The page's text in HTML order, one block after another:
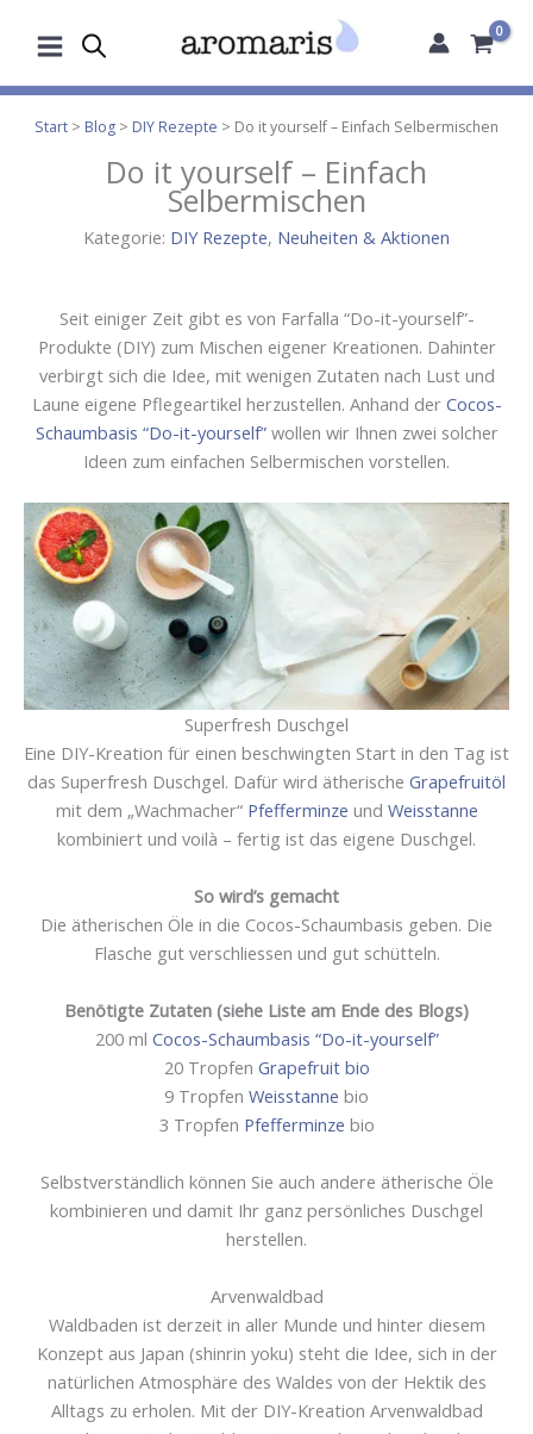
Inhalt
Start > Blog > DIY Rezepte > Do it yourself – Einfach Selbermischen
Do it yourself – Einfach
Selbermischen
Kategorie: DIY Rezepte, Neuheiten & Aktionen
Seit einiger Zeit gibt es von Farfalla “Do-it-yourself”-
Produkte (DIY) zum Mischen eigener Kreationen. Dahinter
verbirgt sich die Idee, mit wenigen Zutaten nach Lust und
Laune eigene Pflegeartikel herzustellen. Anhand der Cocos-
Schaumbasis “Do-it-yourself”wollen wir Ihnen zwei solcher
Ideen zum einfachen Selbermischen vorstellen.
Superfresh Duschgel
Eine DIY-Kreation für einen beschwingten Start in den Tag ist
das Superfresh Duschgel. Dafür wird ätherische Grapefruitöl
mit dem „Wachmacher“ Pfefferminze und Weisstanne
kombiniert und voilà – fertig ist das eigene Duschgel.
So wird’s gemacht
Die ätherischen Öle in die Cocos-Schaumbasis geben. Die
Flasche gut verschliessen und gut schütteln.
Benötigte Zutaten (siehe Liste am Ende des Blogs)
200 ml Cocos-Schaumbasis “Do-it-yourself”
20 Tropfen Grapefruit bio
9 Tropfen Weisstanne bio
3 Tropfen Pfefferminze bio
Selbstverständlich können Sie auch andere ätherische Öle
kombinieren und damit Ihr ganz persönliches Duschgel
herstellen.
Arvenwaldbad
Waldbaden ist derzeit in aller Munde und hinter diesem
Konzept aus Japan (shinrin yoku) steht die Idee, sich in der
natürlichen Atmosphäre des Waldes von der Hektik des
Alltags zu erholen. Mit der DIY-Kreation Arvenwaldbad